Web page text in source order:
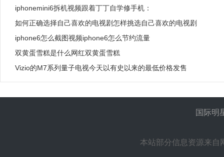
iphonemini6拆机视频跟着丁丁自学修手机：
如何正确选择自己喜欢的电视剧怎样挑选自己喜欢的电视剧
iphone6怎么截图视频iphone6怎么节约流量
双黄蛋雪糕是什么网红双黄蛋雪糕
Vizio的M7系列量子电视今天以有史以来的最低价格发售
国际明
本站部分信息资源来自